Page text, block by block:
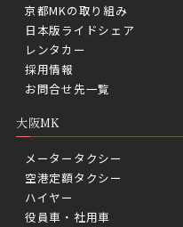
京都MKの取り組み
日本版ライドシェア
レンタカー
採用情報
お問合せ先一覧
大阪MK
メータータクシー
空港定額タクシー
ハイヤー
役員車・社用車